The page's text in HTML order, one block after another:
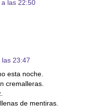
las 22:50
23:47
esta noche.
cremalleras.
de mentiras.